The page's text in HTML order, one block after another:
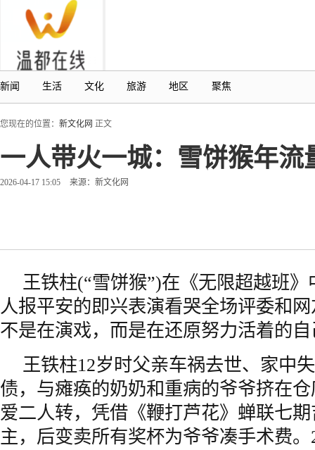
新闻 生活 文化 旅游 地区 聚焦
您现在的位置： 新文化网 正文
一人带火一城：雪饼猴年流
2026-04-17 15:05 来源：新文化网
王铁柱(“雪饼猴”)在《无限超越班
人报平安的即兴表演看哭全场评委和
不是在演戏，而是在还原努力活着的自
王铁柱12岁时父亲车祸去世、家中
债，与瘫痪的奶奶和重病的爷爷挤在
爱二人转，凭借《鞭打芦花》蝉联七
主，后变卖所有奖杯为爷爷凑手术费